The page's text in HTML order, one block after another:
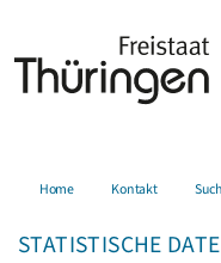
Home Kontakt
STATISTISCHE